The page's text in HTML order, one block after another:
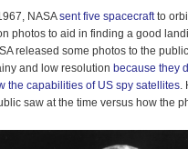
NASAsent five spacecraftto
photos to aid in finding a good
released some photos to the
and low resolution because they
the capabilities of US spy satellites.
saw at the time versus how the